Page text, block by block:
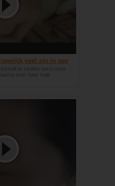
veel zin in sex
te strelen eerst over
over haar kale